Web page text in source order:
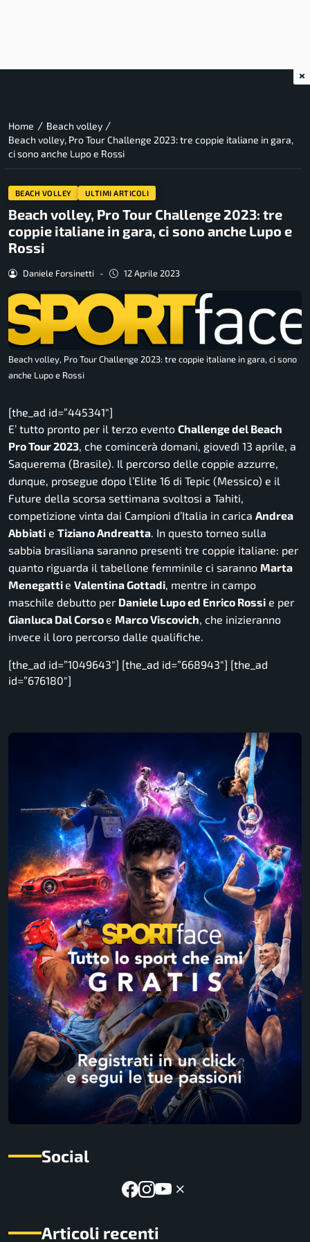
Home / Beach volley /
Beach volley, Pro Tour Challenge 2023: tre coppie italiane in gara,
ci sono anche Lupo e Rossi
BEACH VOLLEY ULTIMI ARTICOLI
Beach volley, Pro Tour Challenge 2023: tre
coppie italiane in gara, ci sono anche Lupo e
Rossi
Daniele Forsinetti - 12 Aprile 2023
Beach volley, Pro Tour Challenge 2023: tre coppie italiane in gara, ci sono
anche Lupo e Rossi
[the_ad id=”445341″]
E’ tutto pronto per il terzo evento Challenge del Beach
Pro Tour 2023 , che comincerà domani, giovedì 13 aprile, a
Saquerema (Brasile). Il percorso delle coppie azzurre,
dunque, prosegue dopo l’Elite 16 di Tepic (Messico) e il
Future della scorsa settimana svoltosi a Tahiti,
competizione vinta dai Campioni d’Italia in carica Andrea
Abbiati e Tiziano Andreatta . In questo torneo sulla
sabbia brasiliana saranno presenti tre coppie italiane: per
quanto riguarda il tabellone femminile ci saranno Marta
Menegattie Valentina Gottadi , mentre in campo
maschile debutto per Daniele Lupo ed Enrico Rossi e per
Gianluca Dal Corsoe Marco Viscovich , che inizieranno
invece il loro percorso dalle qualifiche.
[the_ad id=”1049643″] [the_ad id=”668943″] [the_ad
id=”676180″]
Social
Articoli recenti
×